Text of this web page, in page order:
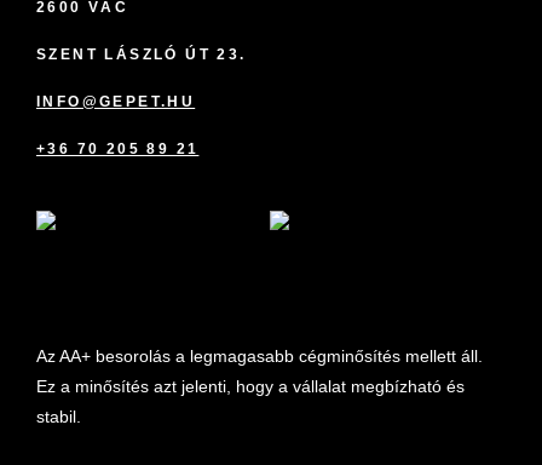
2600 VÁC
SZENT LÁSZLÓ ÚT 23.
INFO@GEPET.HU
+36 70 205 89 21
Az AA+ besorolás a legmagasabb cégminősítés mellett áll.
Ez a minősítés azt jelenti, hogy a vállalat megbízható és
stabil.